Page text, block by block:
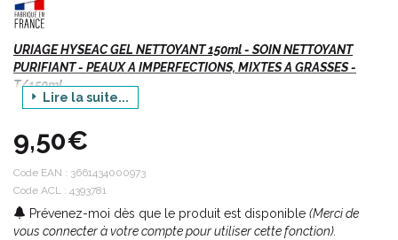
URIAGE HYSEAC GEL NETTOYANT 150ml - SOIN NETTOYANT
PURIFIANT - PEAUX A IMPERFECTIONS, MIXTES A GRASSES -
T/150ml
Pour une peau nette, matifiée et sans défauts.
Indications :
Lire la suite...
9,50€
Code EAN : 3661434000973
Code ACL : 4393781
Prévenez-moi dès que le produit est disponible (Merci de
vous connecter à votre compte pour utiliser cette fonction).